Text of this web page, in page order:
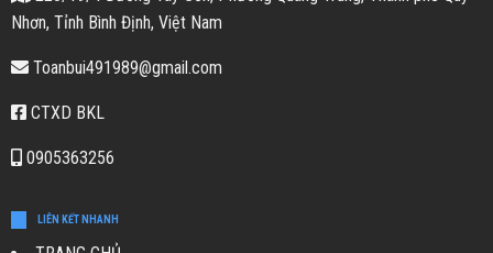
Nhơn, Tỉnh Bình Định, Việt Nam
Toanbui491989@gmail.com
CTXD BKL
0905363256
LIÊN KẾT NHANH